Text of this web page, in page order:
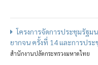
โครงการจัดการประชุมรัฐ
ยากจน ครั้งที่ 14 และการปร
สำนักงานปลัดกระทรวงมหาดไทย